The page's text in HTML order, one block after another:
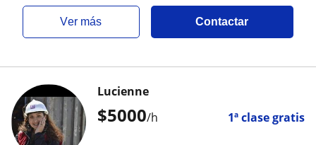
ver más Contactar
$5000/h 1ª clase gratis
Lucienne